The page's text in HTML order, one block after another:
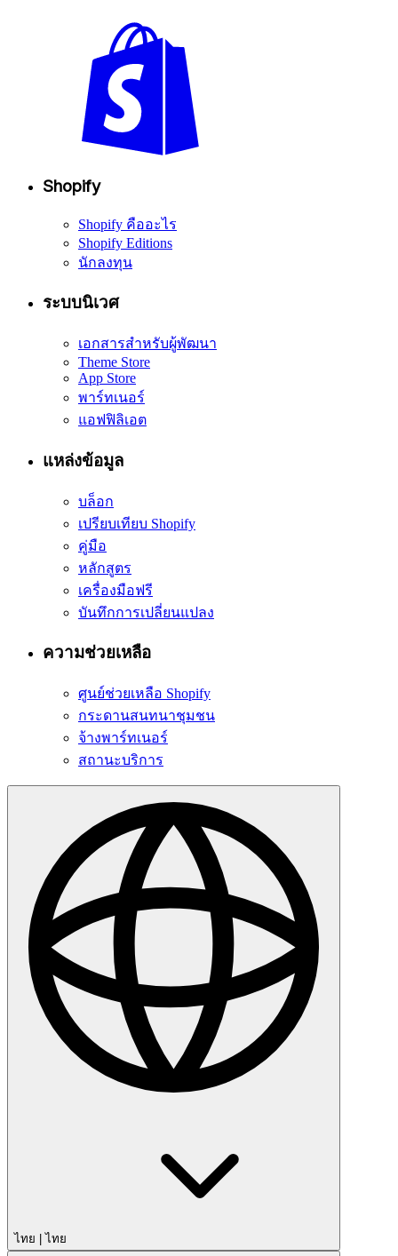
Shopify
Shopify คืออะไร
Shopify Editions
นักลงทุน
ระบบนิเวศ
เอกสารสำหรับผู้พัฒนา
Theme Store
App Store
พาร์ทเนอร์
แอฟฟิลิเอต
แหล่งข้อมูล
บล็อก
เปรียบเทียบ Shopify
คู่มือ
หลักสูตร
เครื่องมือฟรี
บันทึกการเปลี่ยนแปลง
ความช่วยเหลือ
ศูนย์ช่วยเหลือ Shopify
กระดานสนทนาชุมชน
จ้างพาร์ทเนอร์
สถานะบริการ
ไทย ไทย